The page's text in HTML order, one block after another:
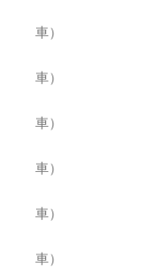
４，殿
車）
５，堀川
車）
６，片端
車）
７，姫路
車）
８，古魚
車）
９，桜
車）